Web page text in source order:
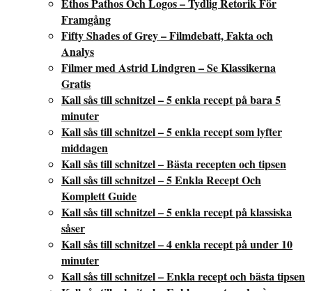
Framgång
Fifty Shades of Grey – Filmdebatt, Fakta och
Analys
Filmer med Astrid Lindgren – Se Klassikerna
Gratis
Kall sås till schnitzel – 5 enkla recept på bara 5
minuter
Kall sås till schnitzel – 5 enkla recept som lyfter
middagen
Kall sås till schnitzel – Bästa recepten och tipsen
Kall sås till schnitzel – 5 Enkla Recept Och
Komplett Guide
Kall sås till schnitzel – 5 enkla recept på klassiska
såser
Kall sås till schnitzel – 4 enkla recept på under 10
minuter
Kall sås till schnitzel – Enkla recept och bästa tipsen